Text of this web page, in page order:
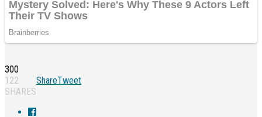
300
122
SHARES
ShareTweet